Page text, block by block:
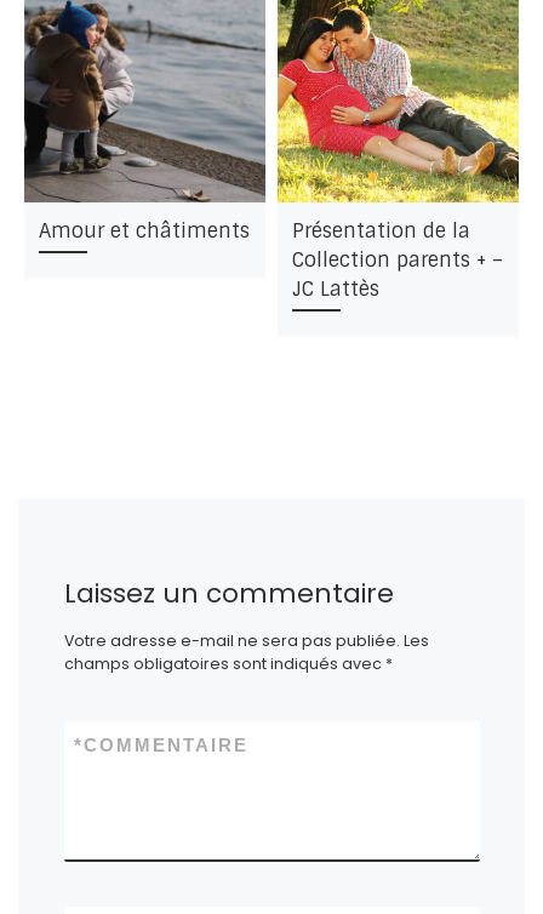
Amour et châtiments
Présentation de la
Collection parents + –
JC Lattès
Laissez un commentaire
Votre adresse e-mail ne sera pas publiée. Les
champs obligatoires sont indiqués avec *
COMMENTAIRE
*